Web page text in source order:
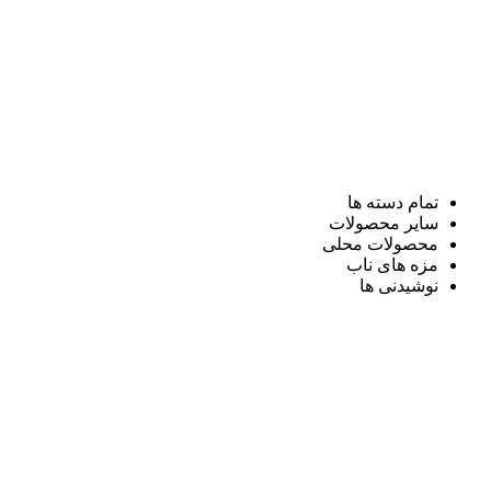
تمام دسته ها
سایر محصولات
محصولات محلی
مزه های ناب
نوشیدنی ها